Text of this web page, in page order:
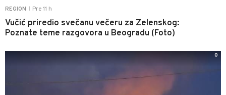
REGION Pre 11 h
Vučić priredio svečanu večeru za Zelenskog:
Poznate teme razgovora u Beogradu (Foto)
0